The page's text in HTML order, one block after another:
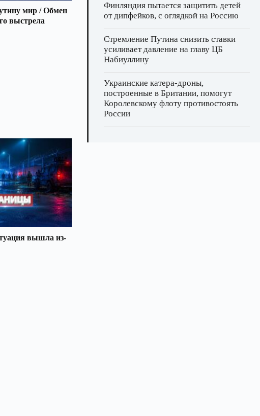
мир / Обмен
выстрела
вышла из-
Финляндия пытается защитить детей
от дипфейков, с оглядкой на Россию
Стремление Путина снизить ставки
усиливает давление на главу ЦБ
Набиуллину
Украинские катера‑дроны,
построенные в Британии, помогут
Королевскому флоту противостоять
России